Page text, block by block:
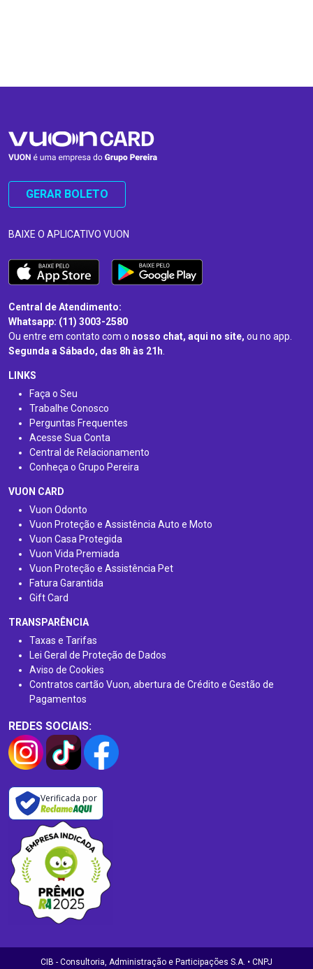
GERAR BOLETO
BAIXE O APLICATIVO VUON
Central de Atendimento:
Whatsapp: (11) 3003-2580
Ou entre em contato com o nosso chat, aqui no site, ou no app.
Segunda a Sábado, das 8h às 21h.
LINKS
Faça o Seu
Trabalhe Conosco
Perguntas Frequentes
Acesse Sua Conta
Central de Relacionamento
Conheça o Grupo Pereira
VUON CARD
Vuon Odonto
Vuon Proteção e Assistência Auto e Moto
Vuon Casa Protegida
Vuon Vida Premiada
Vuon Proteção e Assistência Pet
Fatura Garantida
Gift Card
TRANSPARÊNCIA
Taxas e Tarifas
Lei Geral de Proteção de Dados
Aviso de Cookies
Contratos cartão Vuon, abertura de Crédito e Gestão de
Pagamentos
REDES SOCIAIS:
Verificada por
CIB - Consultoria, Administração e Participações S.A. • CNPJ